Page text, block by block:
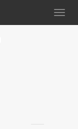
Toggle